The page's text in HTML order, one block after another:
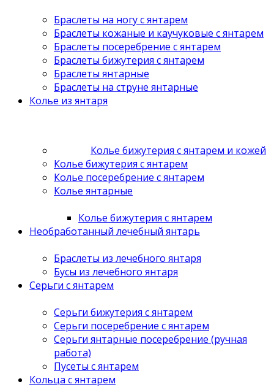
Браслеты на ногу с янтарем
Браслеты кожаные и каучуковые с янтарем
Браслеты посеребрение с янтарем
Браслеты бижутерия с янтарем
Браслеты янтарные
Браслеты на струне янтарные
Колье из янтаря
Колье бижутерия с янтарем и кожей
Колье бижутерия с янтарем
Колье посеребрение с янтарем
Колье янтарные
Колье бижутерия с янтарем
Необработанный лечебный янтарь
Браслеты из лечебного янтаря
Бусы из лечебного янтаря
Серьги с янтарем
Серьги бижутерия с янтарем
Серьги посеребрение с янтарем
Серьги янтарные посеребрение (ручная
работа)
Пусеты с янтарем
Кольца с янтарем